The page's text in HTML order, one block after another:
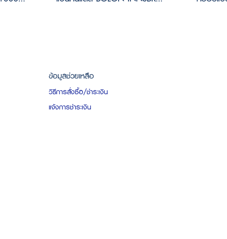
ข้อมูลช่วยเหลือ
วิธีการสั่งซื้อ/ชำระเงิน
แจ้งการชำระเงิน